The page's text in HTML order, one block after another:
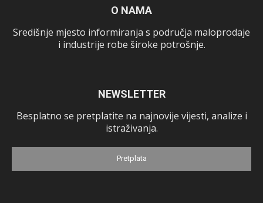
O NAMA
Središnje mjesto informiranja s područja maloprodaje
i industrije robe široke potrošnje.
NEWSLETTER
Besplatno se pretplatite na najnovije vijesti, analize i
istraživanja.
Pretplata